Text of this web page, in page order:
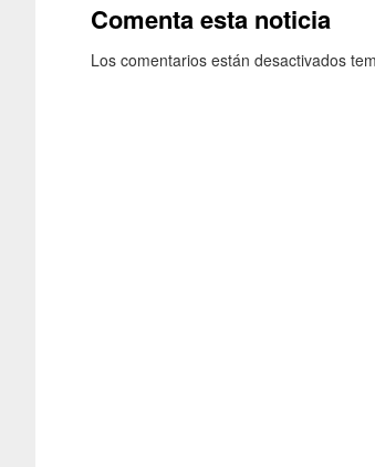
Comenta esta noticia
Los comentarios están desactivados